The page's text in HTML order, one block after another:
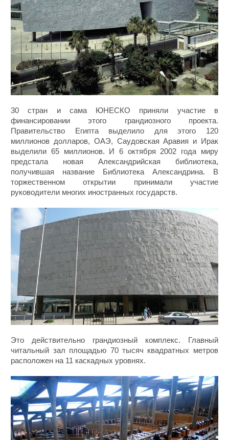
30 стран и сама ЮНЕСКО приняли участие в
финансировании этого грандиозного проекта.
Правительство Египта выделило для этого 120
миллионов долларов, ОАЭ, Саудовская Аравия и Ирак
выделили 65 миллионов. И 6 октября 2002 года миру
предстала новая Александрийская библиотека,
получившая название Библиотека Александрина. В
торжественном открытии принимали участие
руководители многих иностранных государств.
Это действительно грандиозный комплекс. Главный
читальный зал площадью 70 тысяч квадратных метров
расположен на 11 каскадных уровнях.